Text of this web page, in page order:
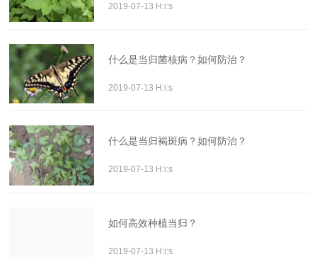
2019-07-13 H:i:s
什么是当归菌核病？如何防治？
2019-07-13 H:i:s
什么是当归褐斑病？如何防治？
2019-07-13 H:i:s
如何高效种植当归？
2019-07-13 H:i:s